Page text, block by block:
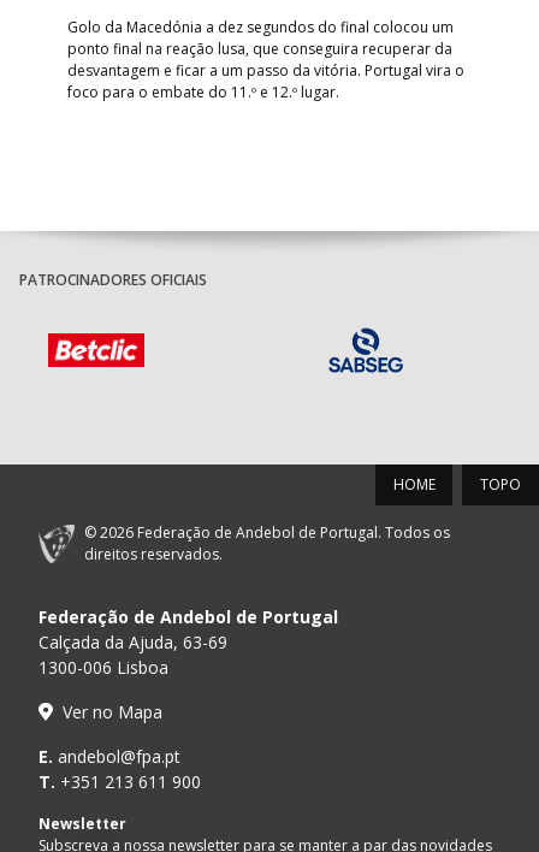
Golo da Macedónia a dez segundos do final colocou um
ponto final na reação lusa, que conseguira recuperar da
desvantagem e ficar a um passo da vitória. Portugal vira o
foco para o embate do 11.º e 12.º lugar.
PATROCINADORES OFICIAIS
TOPO
HOME
© 2026 Federação de Andebol de Portugal. Todos os
direitos reservados.
Federação de Andebol de Portugal
Calçada da Ajuda, 63-69
1300-006 Lisboa
Ver no Mapa
E. andebol@fpa.pt
T. +351 213 611 900
Newsletter
Subscreva a nossa newsletter para se manter a par das novidades